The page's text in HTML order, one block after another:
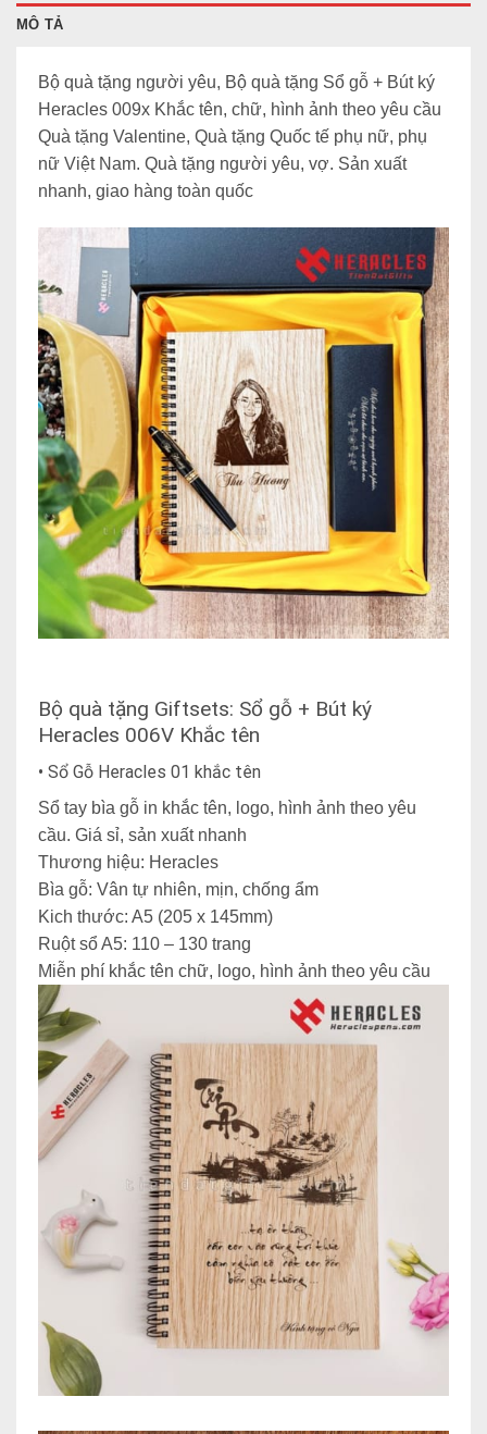
MÔ TẢ
Bộ quà tặng người yêu, Bộ quà tặng Sổ gỗ + Bút ký
Heracles 009x Khắc tên, chữ, hình ảnh theo yêu cầu
Quà tặng Valentine, Quà tặng Quốc tế phụ nữ, phụ
nữ Việt Nam. Quà tặng người yêu, vợ. Sản xuất
nhanh, giao hàng toàn quốc
Bộ quà tặng Giftsets: Sổ gỗ + Bút ký
Heracles 006V Khắc tên
• Sổ Gỗ Heracles 01 khắc tên
Sổ tay bìa gỗ in khắc tên, logo, hình ảnh theo yêu
cầu. Giá sỉ, sản xuất nhanh
Thương hiệu: Heracles
Bìa gỗ: Vân tự nhiên, mịn, chống ẩm
Kich thước: A5 (205 x 145mm)
Ruột sổ A5: 110 – 130 trang
Miễn phí khắc tên chữ, logo, hình ảnh theo yêu cầu